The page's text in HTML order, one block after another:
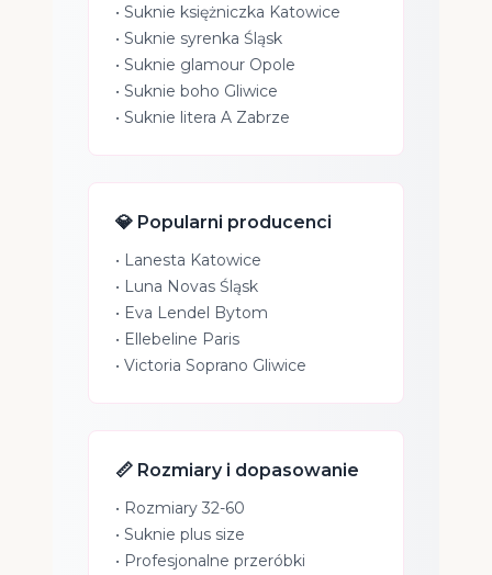
• Suknie księżniczka Katowice
• Suknie syrenka Śląsk
• Suknie glamour Opole
• Suknie boho Gliwice
• Suknie litera A Zabrze
💎 Popularni producenci
• Lanesta Katowice
• Luna Novas Śląsk
• Eva Lendel Bytom
• Ellebeline Paris
• Victoria Soprano Gliwice
📏 Rozmiary i dopasowanie
• Rozmiary 32-60
• Suknie plus size
• Profesjonalne przeróbki